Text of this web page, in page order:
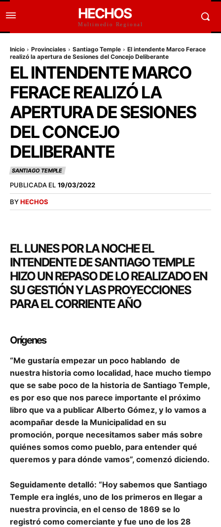
HECHOS
Multimedio Regional
Inicio Provinciales Santiago Temple
El intendente Marco Ferace
realizó la apertura de Sesiones del Concejo Deliberante
EL INTENDENTE MARCO
FERACE REALIZÓ LA
APERTURA DE SESIONES
DEL CONCEJO
DELIBERANTE
SANTIAGO TEMPLE
PUBLICADA EL 19/03/2022
BYHECHOS
EL LUNES POR LA NOCHE EL
INTENDENTE DE SANTIAGO TEMPLE
HIZO UN REPASO DE LO REALIZADO EN
SU GESTIÓN Y LAS PROYECCIONES
PARA EL CORRIENTE AÑO
Orígenes
“Me gustaría empezar un poco hablando de
nuestra historia como localidad, hace mucho tiempo
que se sabe poco de la historia de Santiago Temple,
es por eso que nos parece importante el próximo
libro que va a publicar Alberto Gómez, y lo vamos a
acompañar desde la Municipalidad en su
promoción, porque necesitamos saber más sobre
quiénes somos como pueblo, para entender qué
queremos y para dónde vamos”, comenzó diciendo.
Seguidamente detalló: “Hoy sabemos que Santiago
Temple era inglés, uno de los primeros en llegar a
nuestra provincia, en el censo de 1869 se lo
registró como comerciante y fue uno de los 28